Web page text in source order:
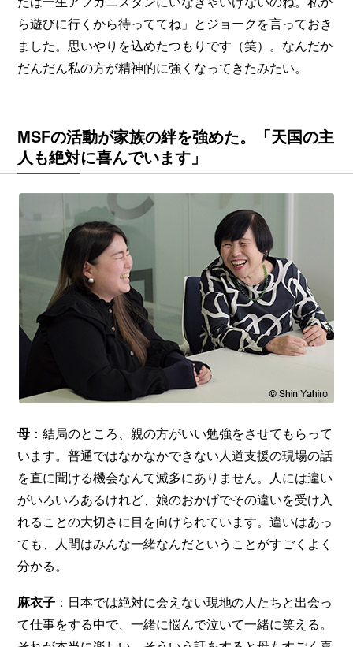
ら遊びに行くから待っててね」とジョークを言っておき
ました。思いやりを込めたつもりです（笑）。なんだか
だんだん私の方が精神的に強くなってきたみたい。
MSFの活動が家族の絆を強めた。「天国の主
人も絶対に喜んでいます」
母 ：結局のところ、親の方がいい勉強をさせてもらって
います。普通ではなかなかできない人道支援の現場の話
を直に聞ける機会なんて滅多にありません。人には違い
がいろいろあるけれど、娘のおかげでその違いを受け入
れることの大切さに目を向けられています。違いはあっ
ても、人間はみんな一緒なんだということがすごくよく
分かる。
麻衣子 ：日本では絶対に会えない現地の人たちと出会っ
て仕事をする中で、一緒に悩んで泣いて一緒に笑える。